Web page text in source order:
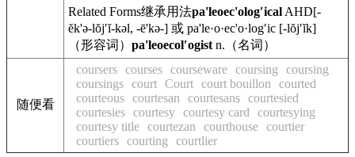
Related Forms继承用法pa'leoec'ologʹical AHD[-
ĕk'ə-lŏjʹĭ-kəl, -ē'kə-] 或 pa'le·o·ec'o·logʹic [-lŏjʹĭk]
（形容词） pa'leoecolʹogist n. （名词）
随便看
coursers courses courseware coursing
coursing
coursings court Court court bouillon
courted
courteous courtesan courtesans courtesied
courtesies courtesy courtesy card
courtesying
courtesy title courtezan courthouse courtier
courtiers courting courtlier